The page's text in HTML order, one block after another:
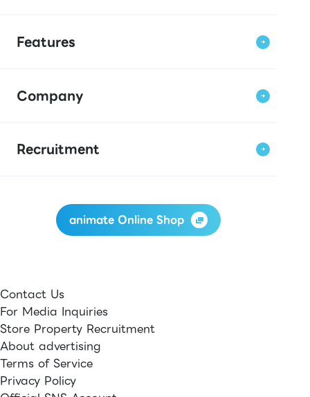
Features
Company
Recruitment
animate Online Shop
Contact Us
For Media Inquiries
Store Property Recruitment
About advertising
Terms of Service
Privacy Policy